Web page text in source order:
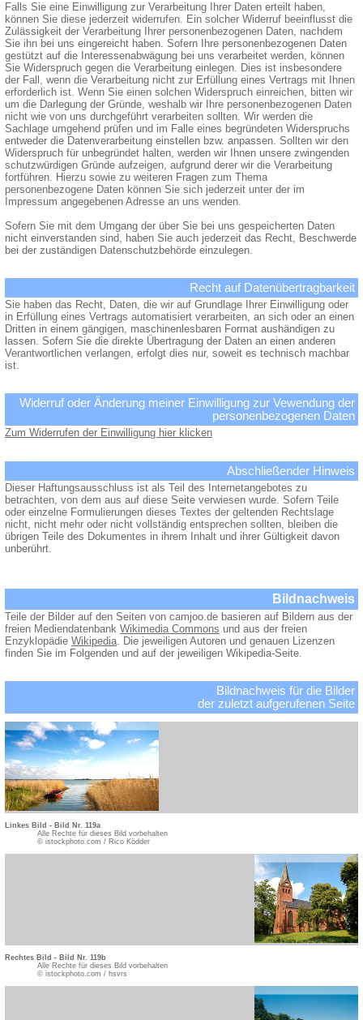
Falls Sie eine Einwilligung zur Verarbeitung Ihrer Daten erteilt haben,
können Sie diese jederzeit widerrufen. Ein solcher Widerruf beeinflusst die
Zulässigkeit der Verarbeitung Ihrer personenbezogenen Daten, nachdem
Sie ihn bei uns eingereicht haben. Sofern Ihre personenbezogenen Daten
gestützt auf die Interessenabwägung bei uns verarbeitet werden, können
Sie Widerspruch gegen die Verarbeitung einlegen. Dies ist insbesondere
der Fall, wenn die Verarbeitung nicht zur Erfüllung eines Vertrags mit Ihnen
erforderlich ist. Wenn Sie einen solchen Widerspruch einreichen, bitten wir
um die Darlegung der Gründe, weshalb wir Ihre personenbezogenen Daten
nicht wie von uns durchgeführt verarbeiten sollten. Wir werden die
Sachlage umgehend prüfen und im Falle eines begründeten Widerspruchs
entweder die Datenverarbeitung einstellen bzw. anpassen. Sollten wir den
Widerspruch für unbegründet halten, werden wir Ihnen unsere zwingenden
schutzwürdigen Gründe aufzeigen, aufgrund derer wir die Verarbeitung
fortführen. Hierzu sowie zu weiteren Fragen zum Thema
personenbezogene Daten können Sie sich jederzeit unter der im
Impressum angegebenen Adresse an uns wenden.
Sofern Sie mit dem Umgang der über Sie bei uns gespeicherten Daten
nicht einverstanden sind, haben Sie auch jederzeit das Recht, Beschwerde
bei der zuständigen Datenschutzbehörde einzulegen.
Recht auf Datenübertragbarkeit
Sie haben das Recht, Daten, die wir auf Grundlage Ihrer Einwilligung oder
in Erfüllung eines Vertrags automatisiert verarbeiten, an sich oder an einen
Dritten in einem gängigen, maschinenlesbaren Format aushändigen zu
lassen. Sofern Sie die direkte Übertragung der Daten an einen anderen
Verantwortlichen verlangen, erfolgt dies nur, soweit es technisch machbar
ist.
Widerruf oder Änderung meiner Einwilligung zur Vewendung der
personenbezogenen Daten
Zum Widerrufen der Einwilligung hier klicken
Abschließender Hinweis
Dieser Haftungsausschluss ist als Teil des Internetangebotes zu
betrachten, von dem aus auf diese Seite verwiesen wurde. Sofern Teile
oder einzelne Formulierungen dieses Textes der geltenden Rechtslage
nicht, nicht mehr oder nicht vollständig entsprechen sollten, bleiben die
übrigen Teile des Dokumentes in ihrem Inhalt und ihrer Gültigkeit davon
unberührt.
Bildnachweis
Teile der Bilder auf den Seiten von camjoo.de basieren auf Bildern aus der
freien Mediendatenbank Wikimedia Commons und aus der freien
Enzyklopädie Wikipedia . Die jeweiligen Autoren und genauen Lizenzen
finden Sie im Folgenden und auf der jeweiligen Wikipedia-Seite.
Bildnachweis für die Bilder
der zuletzt aufgerufenen Seite
Linkes Bild - Bild Nr. 119a
Alle Rechte für dieses Bild vorbehalten
© istockphoto.com / Rico Ködder
Rechtes Bild - Bild Nr. 119b
Alle Rechte für dieses Bild vorbehalten
© istockphoto.com / hsvrs